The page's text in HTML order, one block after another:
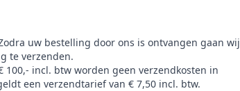
uw bestelling door ons is ontvangen gaan wij
te verzenden.
100,- incl. btw worden geen verzendkosten in
een verzendtarief van € 7,50 incl. btw.